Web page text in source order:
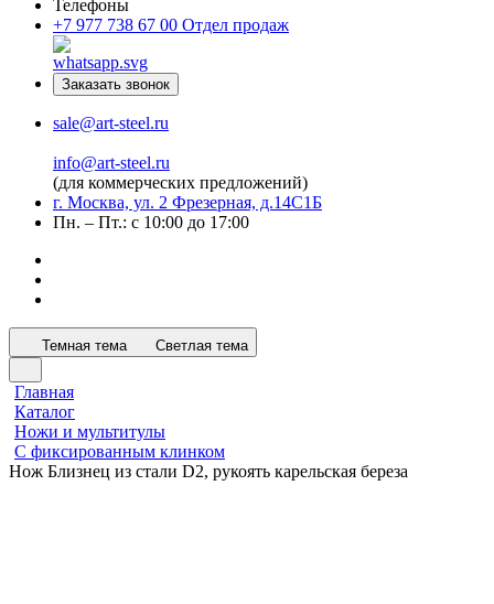
Телефоны
+7 977 738 67 00 Отдел продаж
Заказать звонок
sale@art-steel.ru
info@art-steel.ru
(для коммерческих предложений)
г. Москва, ул. 2 Фрезерная, д.14С1Б
Пн. – Пт.: с 10:00 до 17:00
Темная тема Светлая тема
Главная
Каталог
Ножи и мультитулы
С фиксированным клинком
Нож Близнец из стали D2, рукоять карельская береза